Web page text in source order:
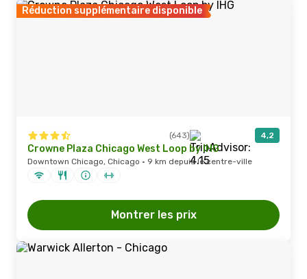
Réduction supplémentaire disponible
(643) 4,2
Crowne Plaza Chicago West Loop by IHG
Downtown Chicago, Chicago · 9 km depuis le centre-ville
Montrer les prix